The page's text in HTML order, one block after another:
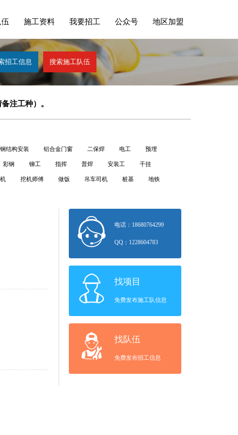
施工资料 我要招工 公众号 地区加盟
注工种）。
钢结构安装 铝合金门窗 二保焊 电工 预埋
彩钢 铆工 指挥 普焊 安装工 干挂
挖机师傅 做饭 吊车司机 桩基 地铁
电话：18680764299
QQ：1228604783
找项目
免费发布施工队信息
找队伍
免费发布招工信息